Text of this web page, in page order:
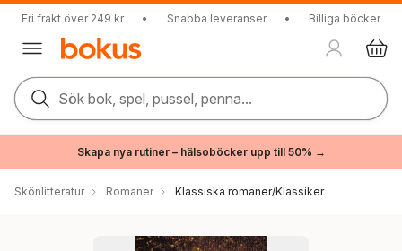
Fri frakt över 249 kr • Snabba leveranser • Billiga böcker
Sök bok, spel, pussel, penna...
Skapa nya rutiner – hälsoböcker upp till 50% →
Skönlitteratur Romaner Klassiska romaner/Klassiker